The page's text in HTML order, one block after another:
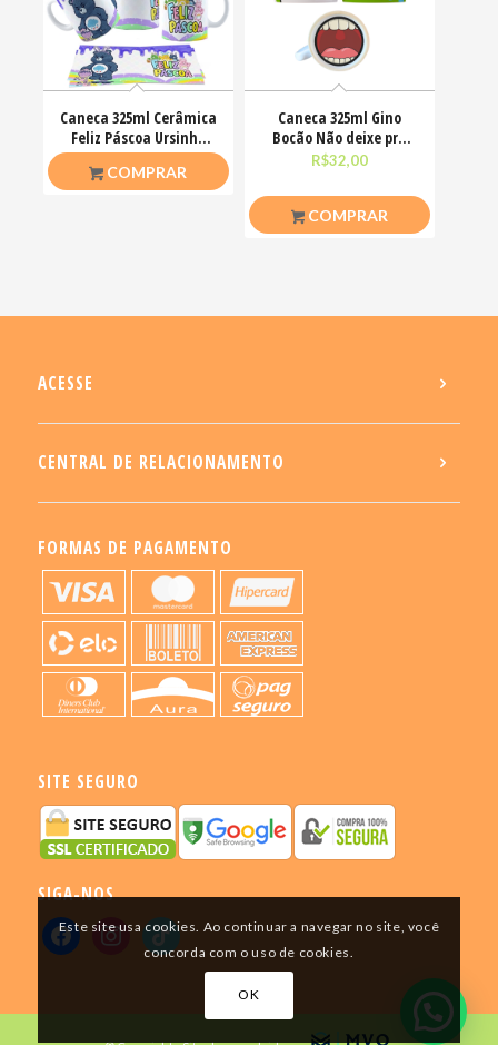
Caneca 325ml Cerâmica
Feliz Páscoa Ursinho
Carinhosos
COMPRAR
Caneca 325ml Gino
Bocão Não deixe pra
amanhã o foda-se que
R$32,00
COMPRAR
ACESSE
CENTRAL DE RELACIONAMENTO
FORMAS DE PAGAMENTO
SITE SEGURO
SIGA-NOS
Este site usa cookies. Ao continuar a navegar no site, você
concorda com o uso de cookies.
OK